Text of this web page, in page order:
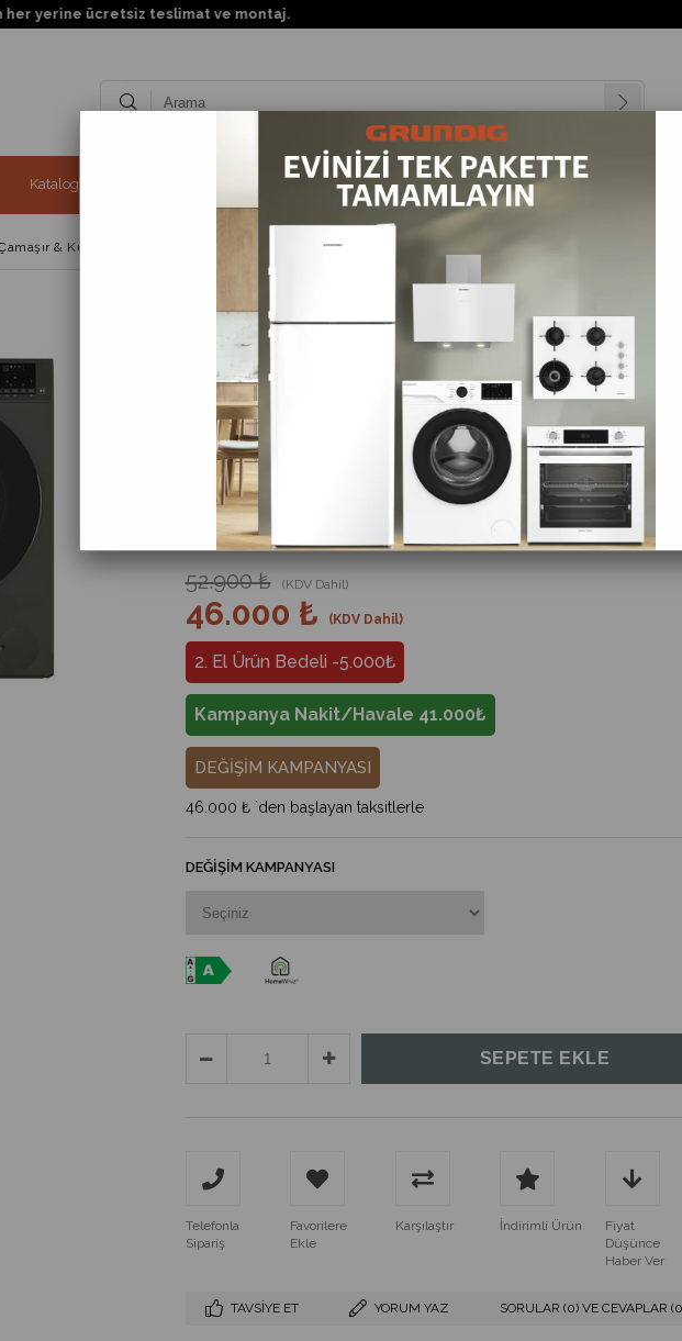
Kataloglar Teknolojiler Müşteri Hizmetleri
& Kurutma Makineleri Kurutmalı Çamaşır Makineleri PCKL 916 MG Leisure 10Kg / 6Kg
PCKL 916 MG Leisure 10Kg / 6Kg Inverter Motor
Barkod:8690842585258
Tahmini Teslim Süresi
3 Tahmini Teslimat Tarihi
13İndirim
52.900 ₺ (KDV Dahil)
46.000 ₺ (KDV Dahil)
2. El Ürün Bedeli -5.000₺
Kampanya Nakit/Havale 41.000₺
DEĞİŞİM KAMPANYASI
46.000 ₺ `den başlayan taksitlerle
DEĞIŞIM KAMPANYASI
Telefonla
Sipariş
Favorilere
Ekle
Karşılaştır İndirimli Ürün
Fiyat
Düşünce
Haber Ver
TAVSIYE ET YORUM YAZ SORULAR (0) VE CEVAPLAR